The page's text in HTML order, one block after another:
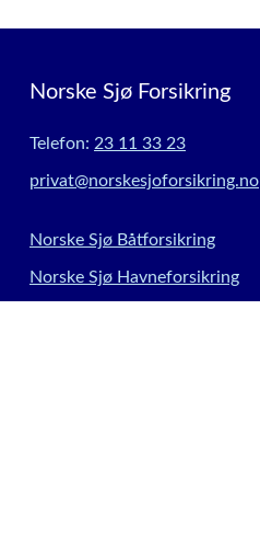
Norske Sjø Båtforsikring
Norske Sjø Havneforsikring
Norske Sjø Forsikring
Telefon: 23 11 33 23
privat@norskesjoforsikring.no